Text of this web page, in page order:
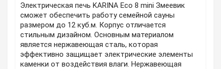
Электрическая печь KARINA Eco 8 mini Змеевик
сможет обеспечить работу семейной сауны
размером до 12 куб.м. Корпус отличается
стильным дизайном. Основным материалом
является нержавеющая сталь, которая
эффективно защищает электрические элементы
каменки от воздействия влаги. Нержавеющая